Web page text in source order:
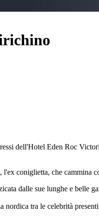
dell'Hotel Eden Roc
coniglietta, che cammina
dalle sue lunghe e belle
nordica tra le celebrità